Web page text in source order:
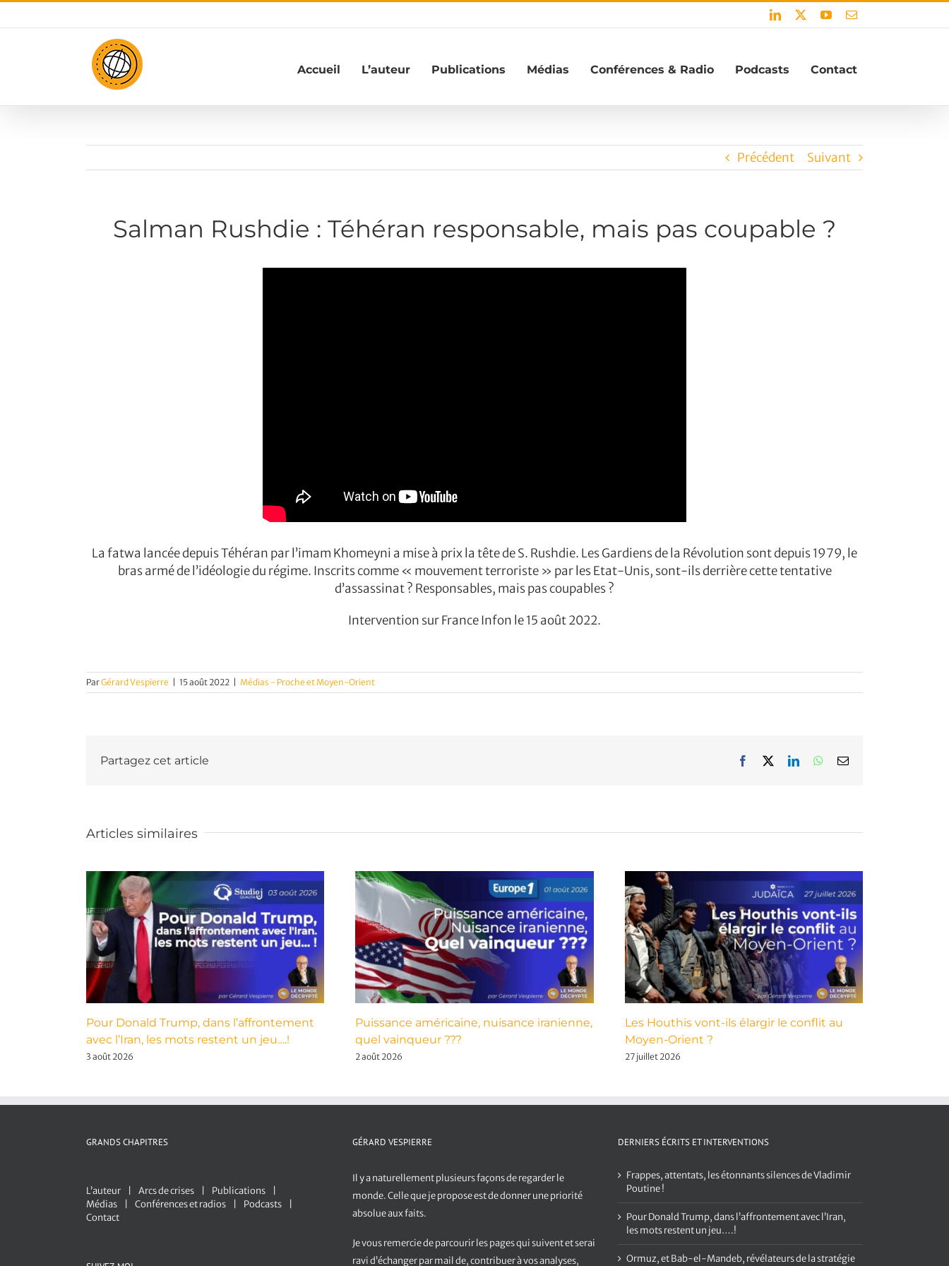
au
LinkedIn YouTubeEmail
Accueil L’auteur Publications Médias Conférences & Radio Podcasts Contact
Précédent Suivant
Salman Rushdie : Téhéran responsable, mais pas coupable ?
La fatwa lancée depuis Téhéran par l’imam Khomeyni a mise à prix la tête de S. Rushdie. Les Gardiens de la Révolution sont depuis 1979, le
bras armé de l’idéologie du régime. Inscrits comme « mouvement terroriste » par les Etat-Unis, sont-ils derrière cette tentative
d’assassinat ? Responsables, mais pas coupables ?
Intervention sur France Infon le 15 août 2022.
ParGérard Vespierre 15 août 2022 Médias - Proche et Moyen-Orient
Partagez cet article Facebook LinkedInWhatsApp
Email
Articles similaires
Pour Donald Trump, dans l’affrontement
avec l’Iran, les mots restent un jeu….!
3 août 2026
Puissance américaine, nuisance iranienne,
quel vainqueur ???
2 août 2026
Les Houthis vont-ils élargir le conflit au
Moyen-Orient ?
27 juillet 2026
GRANDS CHAPITRES
L’auteur Arcs de crises
Publications
Médias
Conférences et radios
Podcasts
Contact
GÉRARD VESPIERRE
Il y a naturellement plusieurs façons de regarder le
monde. Celle que je propose est de donner une priorité
absolue aux faits.
Je vous remercie de parcourir les pages qui suivent et serai
ravi d’échanger par mail de, contribuer à vos analyses,
DERNIERS ÉCRITS ET INTERVENTIONS
Frappes, attentats, les étonnants silences de Vladimir
Poutine !
Pour Donald Trump, dans l’affrontement avec l’Iran,
les mots restent un jeu….!
Ormuz, et Bab-el-Mandeb, révélateurs de la stratégie